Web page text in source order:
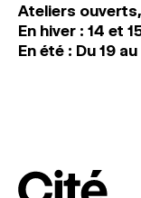
Ateliers
En hiver : 14 et
En été : Du 19